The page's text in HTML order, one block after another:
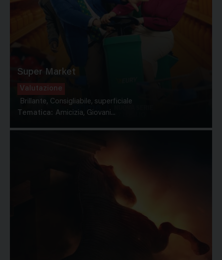
Super Market
Valutazione
Brillante, Consigliabile, superficiale
Tematica: Amicizia, Giovani...